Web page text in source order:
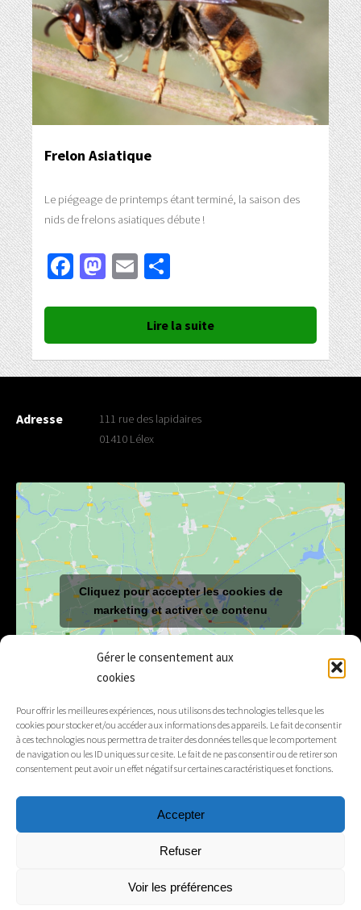
Gérer le consentement aux
cookies
Pour offrir les meilleures expériences, nous utilisons des technologies telles que les
cookies pour stocker et/ou accéder aux informations des appareils. Le fait de consentir
à ces technologies nous permettra de traiter des données telles que le comportement
de navigation ou les ID uniques sur ce site. Le fait de ne pas consentir ou de retirer son
consentement peut avoir un effet négatif sur certaines caractéristiques et fonctions.
Accepter
Refuser
Voir les préférences
Frelon Asiatique
Le piégeage de printemps étant terminé, la saison des
nids de frelons asiatiques débute !
Facebook
Mastodon
Email
Lire la suite
Adresse
111 rue des lapidaires
01410 Lélex
Cliquez pour accepter les cookies de
marketing et activer ce contenu
E-mail mairie@lelex.fr
Suivez-nous
Mentions légales